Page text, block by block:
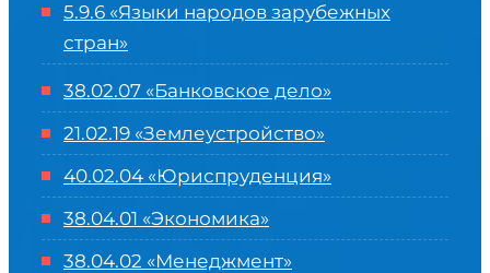
5.9.6 «Языки народов зарубежных
стран»
38.02.07 «Банковское дело»
21.02.19 «Землеустройство»
40.02.04 «Юриспруденция»
38.04.01 «Экономика»
38.04.02 «Менеджмент»